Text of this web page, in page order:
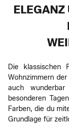
ELEGANZ
Die klassischen
Wohnzimmern
auch
besonderen
Farben, die du
Grundlage für